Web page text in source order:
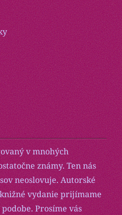
v mnohých
známy. Ten nás
neoslovuje. Autorské
vydanie prijímame
Prosíme vás